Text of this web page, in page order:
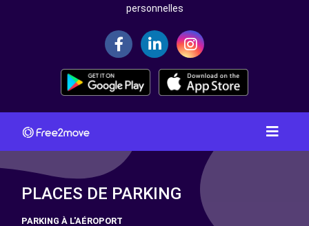
personnelles
PLACES DE PARKING
PARKING À L'AÉROPORT